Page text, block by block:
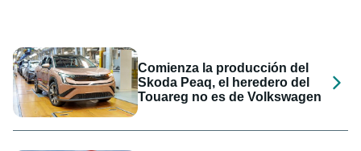
Comienza la producción del
Skoda Peaq, el heredero del
Touareg no es de Volkswagen